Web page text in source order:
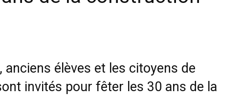
anciens élèves et les citoyens de
invités pour fêter les 30 ans de la